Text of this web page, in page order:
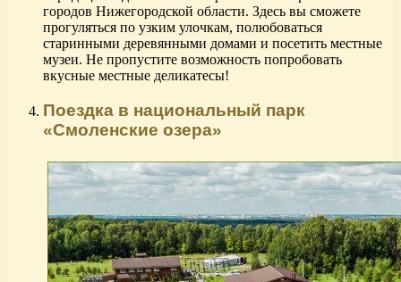
городов Нижегородской области. Здесь вы сможете
прогуляться по узким улочкам, полюбоваться
старинными деревянными домами и посетить местные
музеи. Не пропустите возможность попробовать
вкусные местные деликатесы!
Поездка в национальный парк
«Смоленские озера»